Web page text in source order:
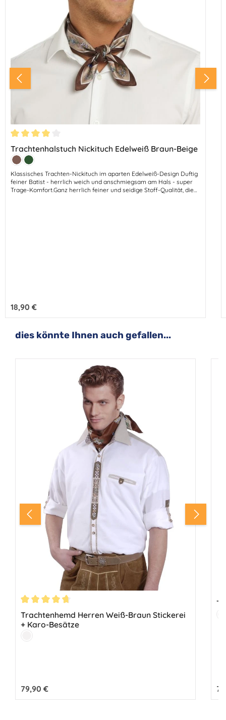
Durchschnittliche Bewertung von 4 von 5 Sternen
Trachtenhalstuch Nickituch Edelweiß Braun-Beige
Farbe:
BraunTanne
Klassisches Trachten-Nickituch im aparten Edelweiß-Design Duftig
feiner Batist - herrlich weich und anschmiegsam am Hals - super
Trage-Komfort.Ganz herrlich feiner und seidige Stoff-Qualität, die
Regulärer Preis:
18,90 €
Produktgalerie überspringen
dies könnte Ihnen auch gefallen...
Durchschnittliche Bewertung von 4.63 von 5 Sternen
Trachtenhemd Herren Weiß-Braun Stickerei
+ Karo-Besätze
Farbe:
Weiß
Regulärer Preis:
79,90 €